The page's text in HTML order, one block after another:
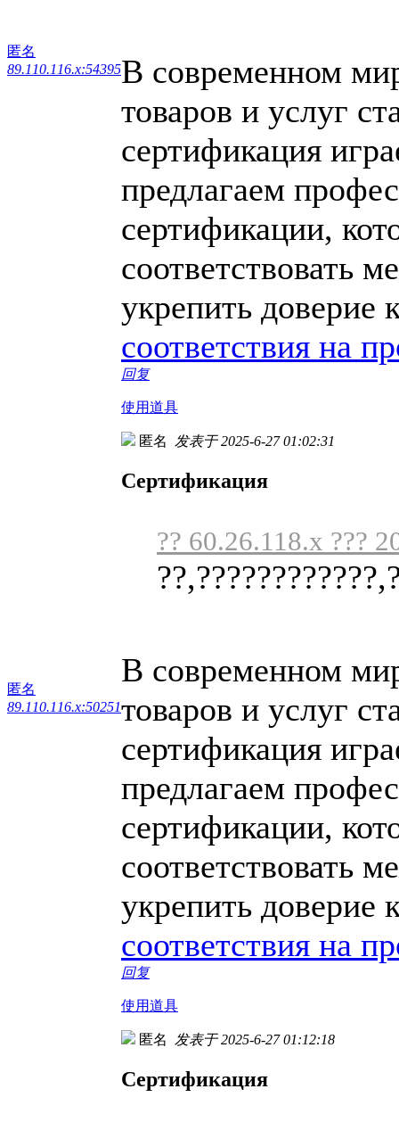
匿名
89.110.116.x:54395В современном
товаров и услуг
сертификация
предлагаем
сертификации,
соответствовать
укрепить доверие
соответствия на
回复
使用道具
匿名
89.110.116.x:50251
匿名 发表于 2025-6-27 01:02:31
Сертификация
?? 60.26.118.x ???
В современном
товаров и услуг
сертификация
предлагаем
сертификации,
соответствовать
укрепить доверие
соответствия на
回复
使用道具
匿名 发表于 2025-6-27 01:12:18
Сертификация